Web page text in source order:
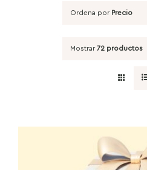
Ordena por Precio
Mostrar72 productos